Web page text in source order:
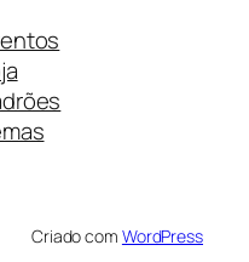
Criado com WordPress